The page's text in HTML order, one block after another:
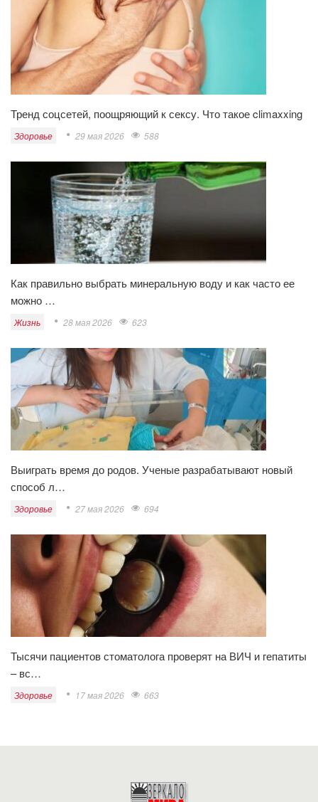
Тренд соцсетей, поощряющий к сексу. Что такое climaxxing
Здоровье 29 мая 2026 588
Как правильно выбрать минеральную воду и как часто ее
можно …
Жизнь 28 мая 2026 623
Выиграть время до родов. Ученые разрабатывают новый
способ л…
Здоровье 27 мая 2026 694
Тысячи пациентов стоматолога проверят на ВИЧ и гепатиты
– вс…
Здоровье 17 мая 2026 663